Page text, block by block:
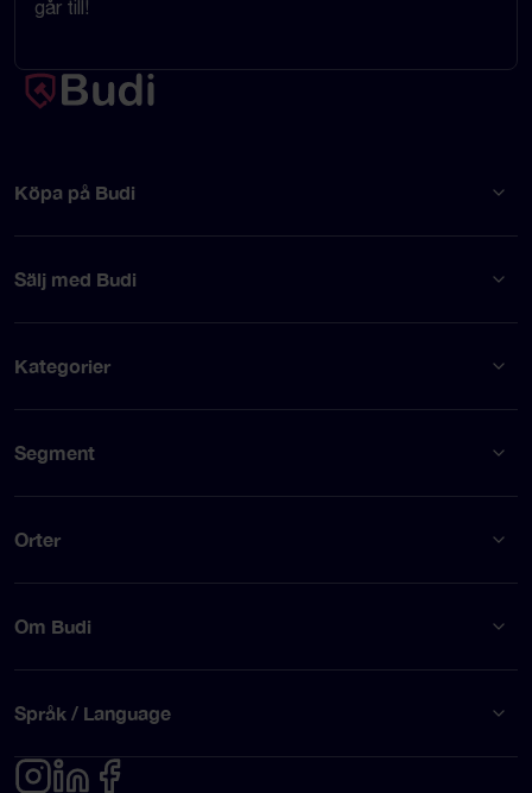
går till!
Köpa på Budi
Sälj med Budi
Kategorier
Segment
Orter
Om Budi
Språk / Language